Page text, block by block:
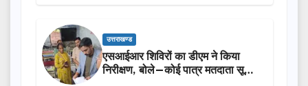
उत्तराखण्ड
एसआईआर शिविरों का डीएम ने किया
निरीक्षण, बोले—कोई पात्र मतदाता सूची